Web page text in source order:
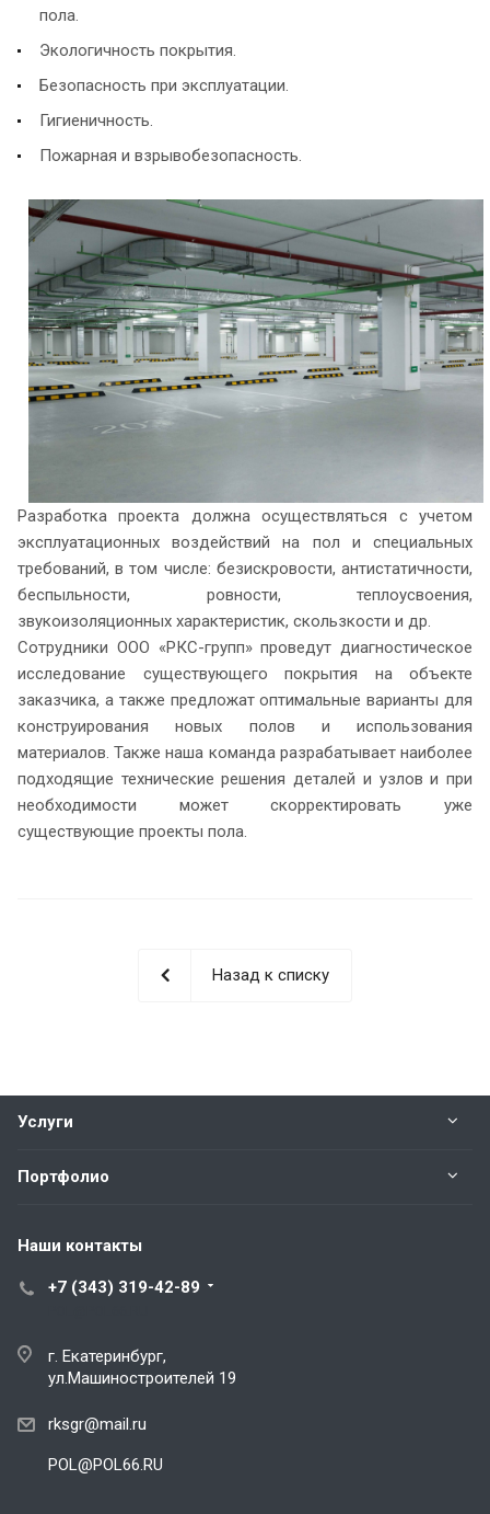
пола.
Экологичность покрытия.
Безопасность при эксплуатации.
Гигиеничность.
Пожарная и взрывобезопасность.
Разработка проекта должна осуществляться с учетом
эксплуатационных воздействий на пол и специальных
требований, в том числе: безискровости, антистатичности,
беспыльности, ровности, теплоусвоения,
звукоизоляционных характеристик, скользкости и др.
Сотрудники ООО «РКС-групп» проведут диагностическое
исследование существующего покрытия на объекте
заказчика, а также предложат оптимальные варианты для
конструирования новых полов и использования
материалов. Также наша команда разрабатывает наиболее
подходящие технические решения деталей и узлов и при
необходимости может скорректировать уже
существующие проекты пола.
Назад к списку
Услуги
Портфолио
Наши контакты
+7 (343) 319-42-89
г. Екатеринбург,
ул.Машиностроителей 19
rksgr@mail.ru
POL@POL66.RU